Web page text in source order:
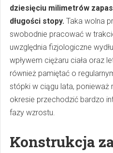
dziesięciu milimetrów
długości stopy. Taka wolna
swobodnie pracować w
uwzględnia fizjologiczne
wpływem ciężaru ciała oraz
również pamiętać o
stópki w ciągu lata,
okresie przechodzić bardzo
fazy wzrostu.
Konstrukcja